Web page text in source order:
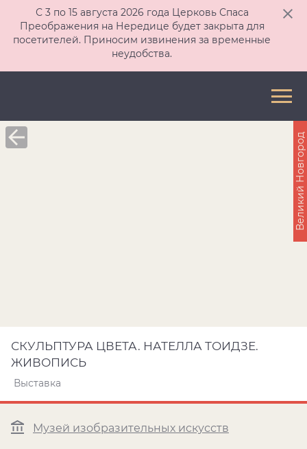
С 3 по 15 августа 2026 года Церковь Спаса
Преображения на Нередице будет закрыта для
посетителей. Приносим извинения за временные
неудобства.
СКУЛЬПТУРА ЦВЕТА. НАТЕЛЛА ТОИДЗЕ.
ЖИВОПИСЬ
Выставка
Музей изобразительных искусств
Великий Новгород